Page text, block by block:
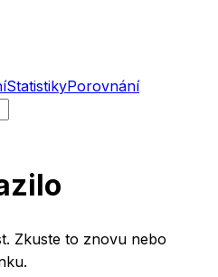
StatistikyPorovnání
Zkuste to znovu nebo